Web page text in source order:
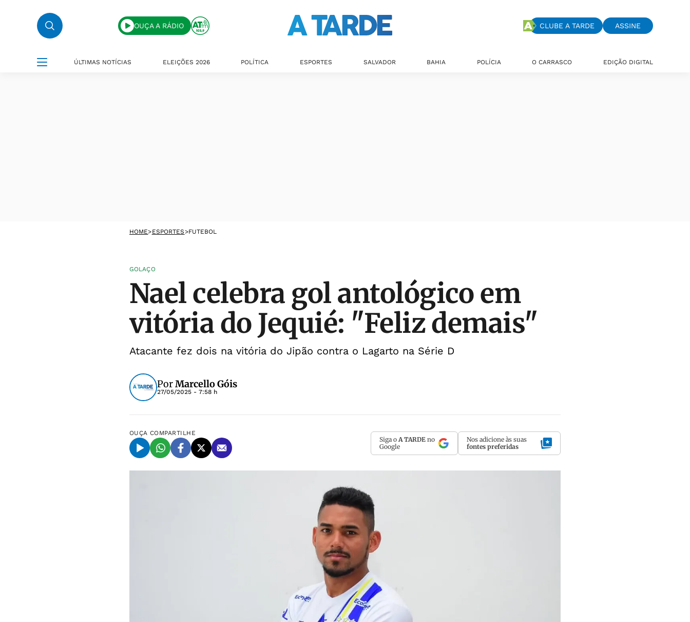
OUÇA A RÁDIO CLUBE A TARDE ASSINE
ÚLTIMAS NOTÍCIAS ELEIÇÕES 2026 POLÍTICA ESPORTES SALVADOR BAHIA POLÍCIA O CARRASCO EDIÇÃO DIGITAL
HOME>ESPORTES>FUTEBOL
GOLAÇO
Nael celebra gol antológico em
vitória do Jequié: "Feliz demais"
Atacante fez dois na vitória do Jipão contra o Lagarto na Série D
PorMarcello Góis
27/05/2025 - 7:58 h
OUÇA COMPARTILHE
Siga o A TARDE no
Google
Nos adicione às suas
fontes preferidas